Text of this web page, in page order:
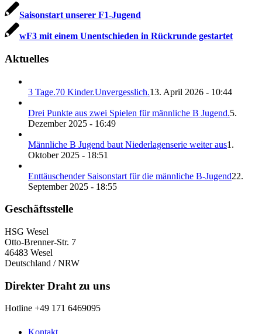
Saisonstart unserer F1-Jugend
wF3 mit einem Unentschieden in Rückrunde gestartet
Aktuelles
3 Tage.70 Kinder.Unvergesslich.13. April 2026 - 10:44
Drei Punkte aus zwei Spielen für männliche B Jugend.5.
Dezember 2025 - 16:49
Männliche B Jugend baut Niederlagenserie weiter aus1.
Oktober 2025 - 18:51
Enttäuschender Saisonstart für die männliche B-Jugend22.
September 2025 - 18:55
Geschäftsstelle
HSG Wesel
Otto-Brenner-Str. 7
46483 Wesel
Deutschland / NRW
Direkter Draht zu uns
Hotline +49 171 6469095